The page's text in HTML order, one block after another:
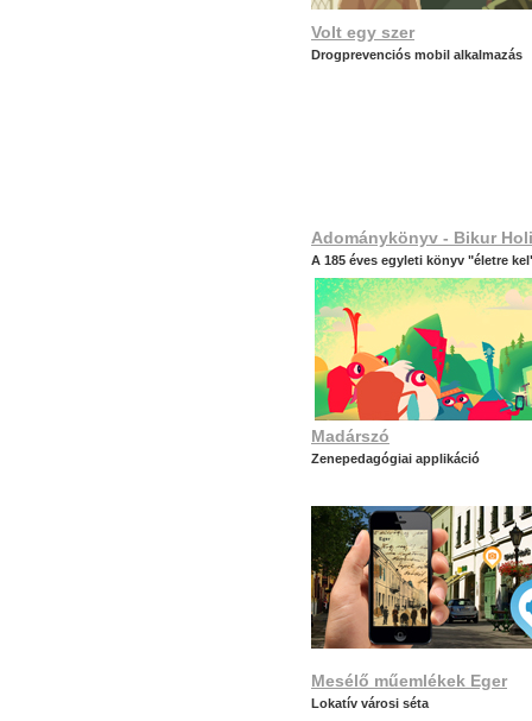
Volt egy szer
Drogprevenciós mobil alkalmazás
Adománykönyv - Bikur
A 185 éves egyleti könyv "életre
Madárszó
Zenepedagógiai applikáció
Mesélő műemlékek Eger
Lokatív városi séta